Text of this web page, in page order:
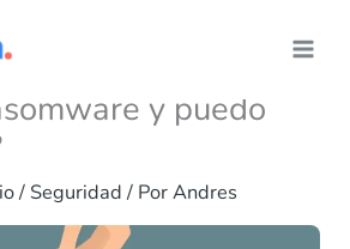
y puedo
/ Seguridad / PorAndres